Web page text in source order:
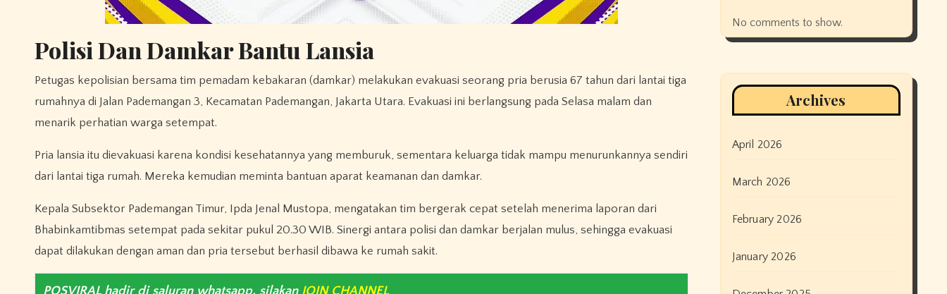
Polisi Dan Damkar Bantu Lansia
Petugas kepolisian bersama tim pemadam kebakaran (damkar) melakukan evakuasi seorang pria berusia 67 tahun dari lantai tiga
rumahnya di Jalan Pademangan 3, Kecamatan Pademangan, Jakarta Utara. Evakuasi ini berlangsung pada Selasa malam dan
menarik perhatian warga setempat.
Pria lansia itu dievakuasi karena kondisi kesehatannya yang memburuk, sementara keluarga tidak mampu menurunkannya sendiri
dari lantai tiga rumah. Mereka kemudian meminta bantuan aparat keamanan dan damkar.
Kepala Subsektor Pademangan Timur, Ipda Jenal Mustopa, mengatakan tim bergerak cepat setelah menerima laporan dari
Bhabinkamtibmas setempat pada sekitar pukul 20.30 WIB. Sinergi antara polisi dan damkar berjalan mulus, sehingga evakuasi
dapat dilakukan dengan aman dan pria tersebut berhasil dibawa ke rumah sakit.
No comments to show.
Archives
April 2026
March 2026
February 2026
January 2026